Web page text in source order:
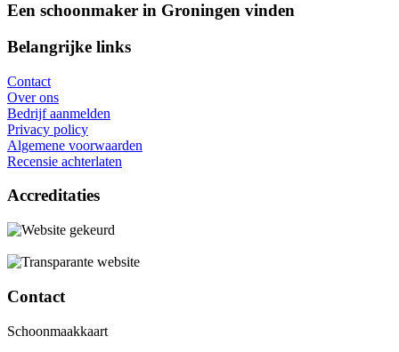
Een schoonmaker in Groningen vinden
Belangrijke links
Contact
Over ons
Bedrijf aanmelden
Privacy policy
Algemene voorwaarden
Recensie achterlaten
Accreditaties
Contact
Schoonmaakkaart